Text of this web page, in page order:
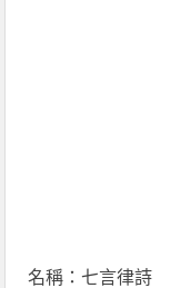
名稱：七言律詩